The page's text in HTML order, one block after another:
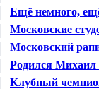
Ещё немного,
Московские
Московский
Родился Михаил
Клубный